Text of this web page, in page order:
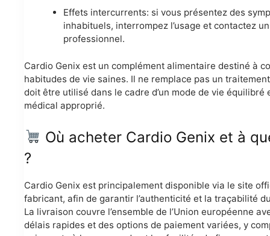
Effets intercurrents: si vous présentez des
inhabituels, interrompez l’usage et contactez un
professionnel.
Cardio Genix est un complément alimentaire destiné à
habitudes de vie saines. Il ne remplace pas un
doit être utilisé dans le cadre d’un mode de vie équilibré
médical approprié.
Où acheter Cardio Genix et à
?
Cardio Genix est principalement disponible via le site
fabricant, afin de garantir l’authenticité et la traçabilité
La livraison couvre l’ensemble de l’Union européenne
délais rapides et des options de paiement variées, y